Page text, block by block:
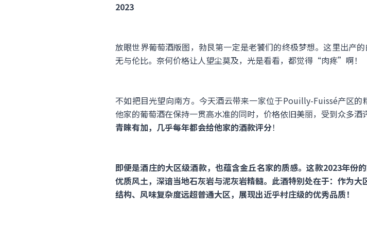
2023
放眼世界葡萄酒版图，勃艮第一定是老饕们的终极梦想。这里出产
无与伦比。奈何价格让人望尘莫及，光是看看，都觉得“肉疼”啊！
不如把目光望向南方。今天酒云带来一家位于Pouilly-Fuissé产区的
他家的葡萄酒在保持一贯高水准的同时，价格依旧美丽，受到众多酒
青睐有加，几乎每年都会给他家的酒款评分！
即便是酒庄的大区级酒款，也蕴含金丘名家的质感。这款2023年
优质风土，深谙当地石灰岩与泥灰岩精髓。此酒特别处在于：作为
结构、风味复杂度远超普通大区，展现出近乎村庄级的优秀品质！